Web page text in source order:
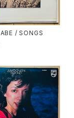
/ SONGS